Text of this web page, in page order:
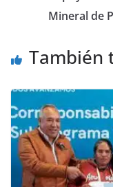
b
o
Mineral de
También